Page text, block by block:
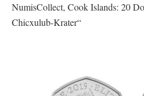
NumisCollect, Cook Islands: 20
Chicxulub-Krater“